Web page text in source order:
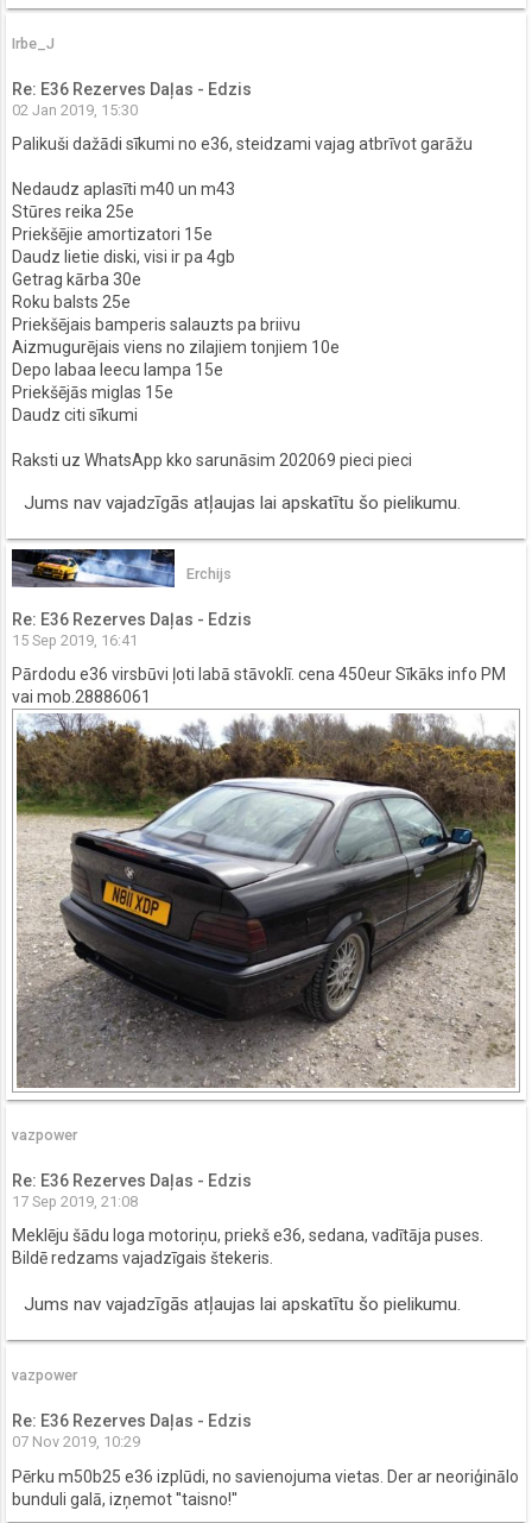
Irbe_J
Re: E36 Rezerves Daļas - Edzis
02 Jan 2019, 15:30
Palikuši dažādi sīkumi no e36, steidzami vajag atbrīvot garāžu
Nedaudz aplasīti m40 un m43
Stūres reika 25e
Priekšējie amortizatori 15e
Daudz lietie diski, visi ir pa 4gb
Getrag kārba 30e
Roku balsts 25e
Priekšējais bamperis salauzts pa briivu
Aizmugurējais viens no zilajiem tonjiem 10e
Depo labaa leecu lampa 15e
Priekšējās miglas 15e
Daudz citi sīkumi
Raksti uz WhatsApp kko sarunāsim 202069 pieci pieci
Jums nav vajadzīgās atļaujas lai apskatītu šo pielikumu.
Erchijs
Re: E36 Rezerves Daļas - Edzis
15 Sep 2019, 16:41
Pārdodu e36 virsbūvi ļoti labā stāvoklī. cena 450eur Sīkāks info PM
vai mob.28886061
vazpower
Re: E36 Rezerves Daļas - Edzis
17 Sep 2019, 21:08
Meklēju šādu loga motoriņu, priekš e36, sedana, vadītāja puses.
Bildē redzams vajadzīgais štekeris.
Jums nav vajadzīgās atļaujas lai apskatītu šo pielikumu.
vazpower
Re: E36 Rezerves Daļas - Edzis
07 Nov 2019, 10:29
Pērku m50b25 e36 izplūdi, no savienojuma vietas. Der ar neoriģinālo
bunduli galā, izņemot ''taisno!''